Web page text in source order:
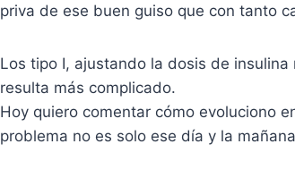
priva de ese buen guiso que con tanto
Los tipo I, ajustando la dosis de
resulta más complicado.
Hoy quiero comentar cómo evoluciono
problema no es solo ese día y la